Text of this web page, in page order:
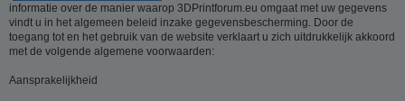
informatie over de manier waarop 3DPrintforum.eu omgaat met uw gegevens
vindt u in het algemeen beleid inzake gegevensbescherming. Door de
toegang tot en het gebruik van de website verklaart u zich uitdrukkelijk akkoord
met de volgende algemene voorwaarden:
Aansprakelijkheid